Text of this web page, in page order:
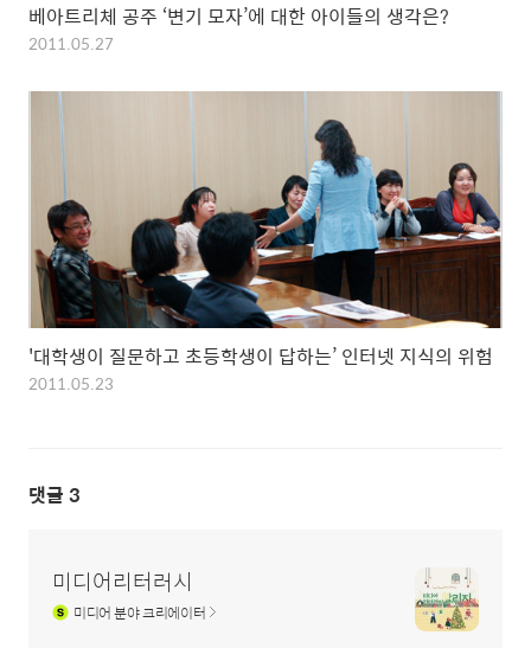
베아트리체 공주 ‘변기 모자’에 대한 아이들의 생각은?
2011.05.27
'대학생이 질문하고 초등학생이 답하는’ 인터넷 지식의 위험
2011.05.23
댓글 3
미디어리터러시
미디어분야 크리에이터